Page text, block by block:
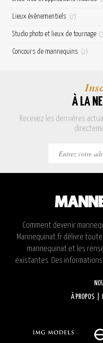
Lieux événementiels (7)
Studio photo et lieux de tournage
Concours de mannequins (2)
À LA
Recevez les dernières
Comment devenir
Mannequinat.fr délivre
mannequinat et les
existantes. Des
À PROPOS